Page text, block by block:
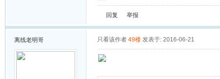
回复 举报
离线老明哥 只看该作者 49楼 发表于: 2016-06-21